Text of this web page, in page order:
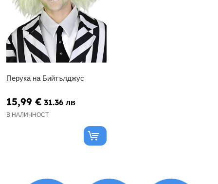
Перука на Бийтълджус
15,99 € 31.36 лв
В НАЛИЧНОСТ